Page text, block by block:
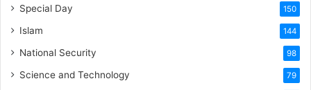
Special Day 150
Islam 144
National Security 98
Science and Technology 79